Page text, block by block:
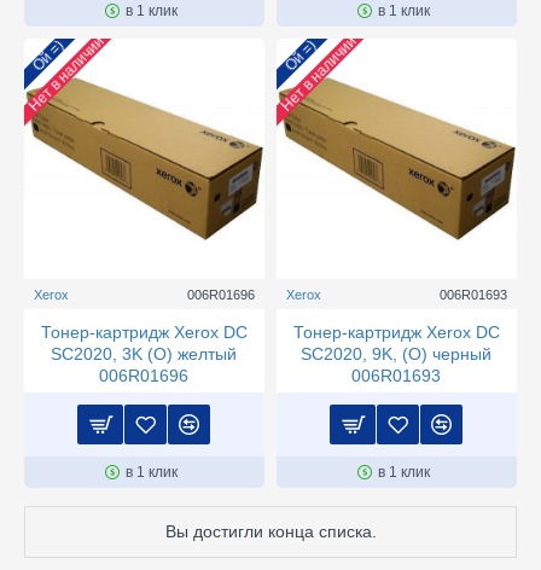
в 1 клик в 1 клик
Ой =)
Нет в наличии
Xerox 006R01696
Тонер-картридж Xerox DC
SC2020, 3K (О) желтый
006R01696
в 1 клик
Ой =)
Нет в наличии
Xerox 006R01693
Тонер-картридж Xerox DC
SC2020, 9K, (О) черный
006R01693
в 1 клик
Вы достигли конца списка.